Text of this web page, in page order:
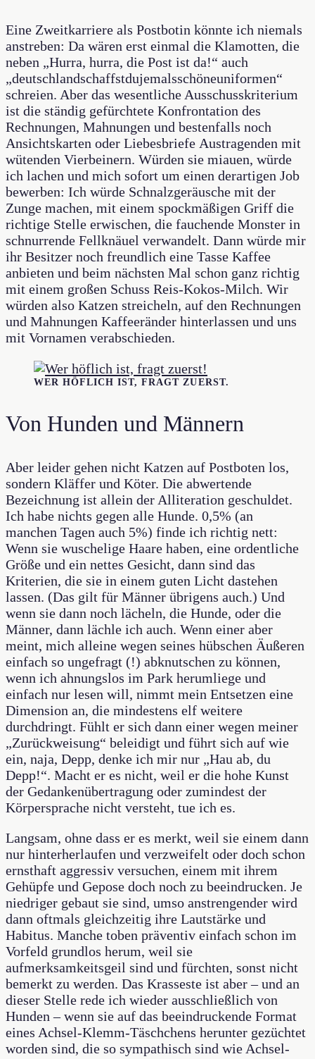
Eine Zweitkarriere als Postbotin könnte ich niemals
anstreben: Da wären erst einmal die Klamotten, die
neben „Hurra, hurra, die Post ist da!“ auch
„deutschlandschaffstdujemalsschöneuniformen“
schreien. Aber das wesentliche Ausschusskriterium
ist die ständig gefürchtete Konfrontation des
Rechnungen, Mahnungen und bestenfalls noch
Ansichtskarten oder Liebesbriefe Austragenden mit
wütenden Vierbeinern. Würden sie miauen, würde
ich lachen und mich sofort um einen derartigen Job
bewerben: Ich würde Schnalzgeräusche mit der
Zunge machen, mit einem spockmäßigen Griff die
richtige Stelle erwischen, die fauchende Monster in
schnurrende Fellknäuel verwandelt. Dann würde mir
ihr Besitzer noch freundlich eine Tasse Kaffee
anbieten und beim nächsten Mal schon ganz richtig
mit einem großen Schuss Reis-Kokos-Milch. Wir
würden also Katzen streicheln, auf den Rechnungen
und Mahnungen Kaffeeränder hinterlassen und uns
mit Vornamen verabschieden.
WER HÖFLICH IST, FRAGT ZUERST.
Von Hunden und Männern
Aber leider gehen nicht Katzen auf Postboten los,
sondern Kläffer und Köter. Die abwertende
Bezeichnung ist allein der Alliteration geschuldet.
Ich habe nichts gegen alle Hunde. 0,5% (an
manchen Tagen auch 5%) finde ich richtig nett:
Wenn sie wuschelige Haare haben, eine ordentliche
Größe und ein nettes Gesicht, dann sind das
Kriterien, die sie in einem guten Licht dastehen
lassen. (Das gilt für Männer übrigens auch.) Und
wenn sie dann noch lächeln, die Hunde, oder die
Männer, dann lächle ich auch. Wenn einer aber
meint, mich alleine wegen seines hübschen Äußeren
einfach so ungefragt (!) abknutschen zu können,
wenn ich ahnungslos im Park herumliege und
einfach nur lesen will, nimmt mein Entsetzen eine
Dimension an, die mindestens elf weitere
durchdringt. Fühlt er sich dann einer wegen meiner
„Zurückweisung“ beleidigt und führt sich auf wie
ein, naja, Depp, denke ich mir nur „Hau ab, du
Depp!“. Macht er es nicht, weil er die hohe Kunst
der Gedankenübertragung oder zumindest der
Körpersprache nicht versteht, tue ich es.
Langsam, ohne dass er es merkt, weil sie einem dann
nur hinterherlaufen und verzweifelt oder doch schon
ernsthaft aggressiv versuchen, einem mit ihrem
Gehüpfe und Gepose doch noch zu beeindrucken. Je
niedriger gebaut sie sind, umso anstrengender wird
dann oftmals gleichzeitig ihre Lautstärke und
Habitus. Manche toben präventiv einfach schon im
Vorfeld grundlos herum, weil sie
aufmerksamkeitsgeil sind und fürchten, sonst nicht
bemerkt zu werden. Das Krasseste ist aber – und an
dieser Stelle rede ich wieder ausschließlich von
Hunden – wenn sie auf das beeindruckende Format
eines Achsel-Klemm-Täschchens herunter gezüchtet
worden sind, die so sympathisch sind wie Achsel-